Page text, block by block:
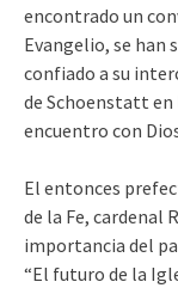
encontrado un
Evangelio, se han
confiado a su
de Schoenstatt
encuentro con
El entonces
de la Fe, cardenal
importancia del
“El futuro de la